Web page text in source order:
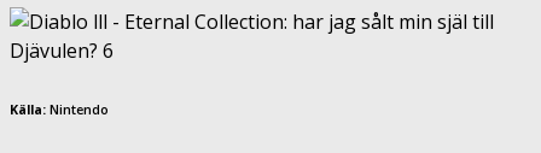
Källa: Nintendo